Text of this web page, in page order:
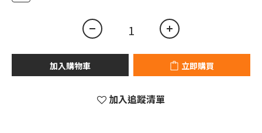
加入購物車 立即購買
加入追蹤清單